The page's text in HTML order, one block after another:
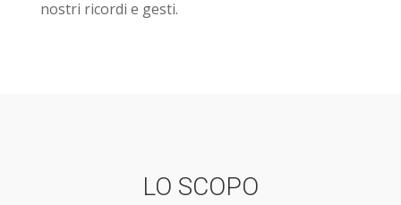
nostri ricordi e gesti.
LO SCOPO